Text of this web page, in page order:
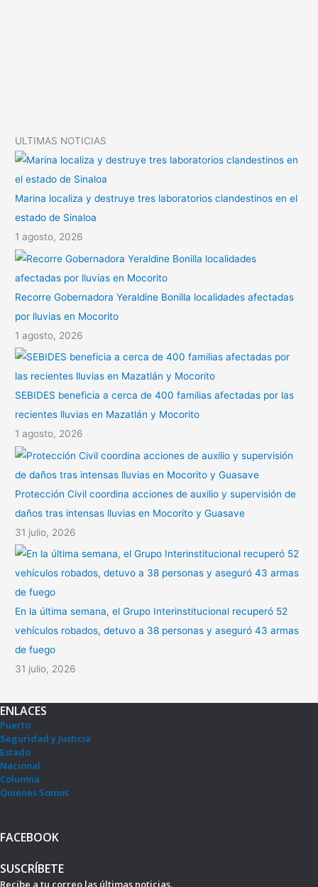
r
ULTIMAS NOTICIAS
Marina localiza y destruye tres laboratorios clandestinos en el
estado de Sinaloa
1 agosto, 2026
Recorre Gobernadora Yeraldine Bonilla localidades afectadas
por lluvias en Mocorito
1 agosto, 2026
SEBIDES beneficia a cerca de 400 familias afectadas por las
recientes lluvias en Mazatlán y Mocorito
1 agosto, 2026
Protección Civil coordina acciones de auxilio y supervisión de
daños tras intensas lluvias en Mocorito y Guasave
31 julio, 2026
En la última semana, el Grupo Interinstitucional recuperó 52
vehículos robados, detuvo a 38 personas y aseguró 43 armas
de fuego
31 julio, 2026
ENLACES
Puerto
Seguridad y Justicia
Estado
Nacional
Columna
Quienes Somos
FACEBOOK
SUSCRÍBETE
Recibe a tu correo las últimas noticias.